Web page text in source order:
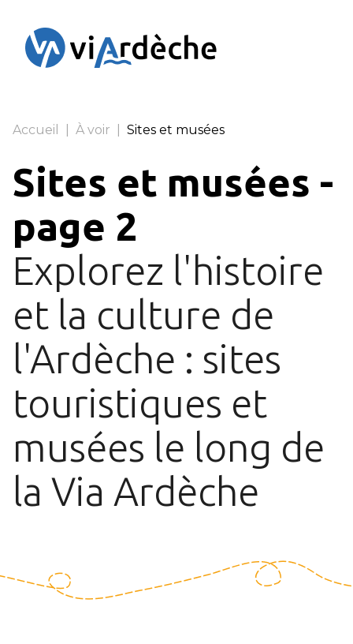
Accueil À voir Sites et musées
Sites et musées -
page 2
Explorez l'histoire
et la culture de
l'Ardèche : sites
touristiques et
musées le long de
la Via Ardèche